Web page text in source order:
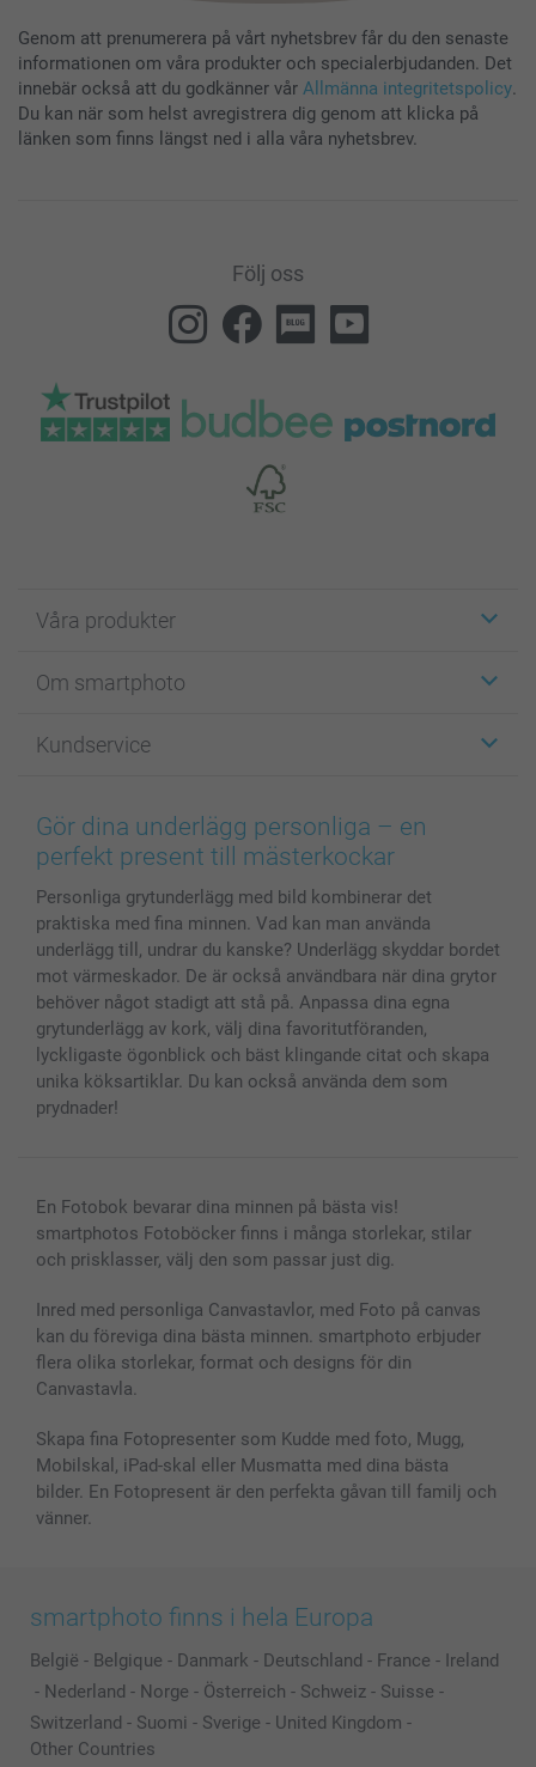
Genom att prenumerera på vårt nyhetsbrev får du den senaste
informationen om våra produkter och specialerbjudanden. Det
innebär också att du godkänner vår Allmänna integritetspolicy.
Du kan när som helst avregistrera dig genom att klicka på
länken som finns längst ned i alla våra nyhetsbrev.
Följ oss
Våra produkter
Fotokort
Fotoböcker
Bilder, Fotoförstoring & Fotohäften
Skal till Mobil & Surfplatta
Fotoalmanackor & Fotoagenda
Fotoramar & Tillbehör
Presentkort
Alla fotoprodukter
Om smartphoto
För affiliates
Cookie Policy
Sitemap
Investor Relations
Kundservice
smartgaranti
smartbonus
Status på beställningar
Gör dina underlägg personliga – en
perfekt present till mästerkockar
Personliga grytunderlägg med bild kombinerar det
praktiska med fina minnen. Vad kan man använda
underlägg till, undrar du kanske? Underlägg skyddar bordet
mot värmeskador. De är också användbara när dina grytor
behöver något stadigt att stå på. Anpassa dina egna
grytunderlägg av kork, välj dina favoritutföranden,
lyckligaste ögonblick och bäst klingande citat och skapa
unika köksartiklar. Du kan också använda dem som
prydnader!
En Fotobok bevarar dina minnen på bästa vis!
smartphotos Fotoböcker finns i många storlekar, stilar
och prisklasser, välj den som passar just dig.
Inred med personliga Canvastavlor, med Foto på canvas
kan du föreviga dina bästa minnen. smartphoto erbjuder
flera olika storlekar, format och designs för din
Canvastavla.
Skapa fina Fotopresenter som Kudde med foto, Mugg,
Mobilskal, iPad-skal eller Musmatta med dina bästa
bilder. En Fotopresent är den perfekta gåvan till familj och
vänner.
smartphoto finns i hela Europa
België - Belgique - Danmark - Deutschland - France - Ireland
- Nederland - Norge - Österreich - Schweiz - Suisse -
Switzerland - Suomi - Sverige - United Kingdom -
Other Countries